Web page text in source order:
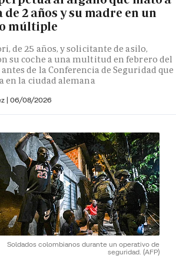
2 años y su madre en un
múltiple
de 25 años, y solicitante de asilo,
su coche a una multitud en febrero del
de la Conferencia de Seguridad que
en la ciudad alemana
| 06/08/2026
Soldados colombianos durante un operativo de
seguridad. (AFP)